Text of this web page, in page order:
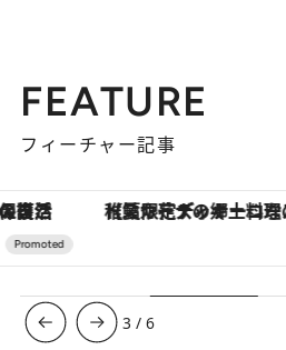
FEATURE
フィーチャー記事
【夏限定ディナーコース】旬を迎える稚鮎や花ズッキーニなどをイタリア・トスカー
3 /6